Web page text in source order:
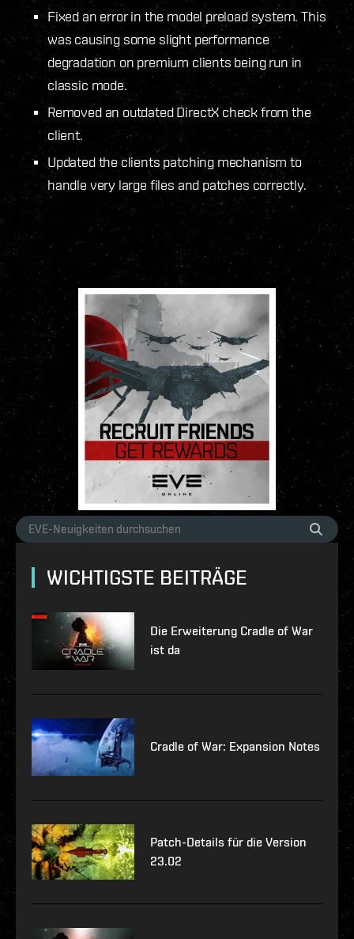
Fixed an error in the model preload system. This
was causing some slight performance
degradation on premium clients being run in
classic mode.
Removed an outdated DirectX check from the
client.
Updated the clients patching mechanism to
handle very large files and patches correctly.
WICHTIGSTE BEITRÄGE
Die Erweiterung Cradle of War
ist da
Cradle of War: Expansion Notes
Patch-Details für die Version
23.02